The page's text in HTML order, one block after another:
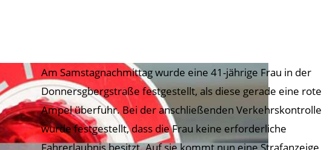
Am Samstagnachmittag wurde eine 41-jährige Frau in der
Donnersgbergstraße festgestellt, als diese gerade eine rote
Ampel überfuhr. Bei der anschließenden Verkehrskontrolle
wurde festgestellt, dass die Frau keine erforderliche